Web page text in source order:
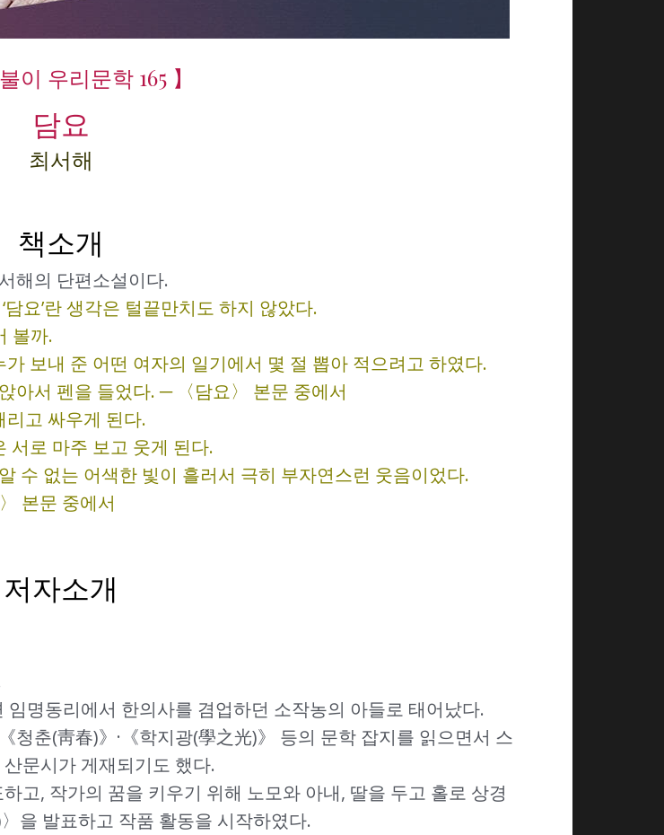
이 우리문학 165 】
담요
최서해
책소개
해의 단편소설이다.
요’란 생각은 털끝만치도 하지 않았다.
볼까.
보내 준 어떤 여자의 일기에서 몇 절 뽑아 적으려고 하였다.
아서 펜을 들었다. ─ 〈담요〉 본문 중에서
고 싸우게 된다.
서로 마주 보고 웃게 된다.
수 없는 어색한 빛이 흘러서 극히 부자연스런 웃음이었다.
본문 중에서
저자소개
명동리에서 한의사를 겸업하던 소작농의 아들로 태어났다.
춘(靑春)》·《학지광(學之光)》 등의 문학 잡지를 읽으면서 스
문시가 게재되기도 했다.
고, 작가의 꿈을 키우기 위해 노모와 아내, 딸을 두고 홀로 상경
을 발표하고 작품 활동을 시작하였다.